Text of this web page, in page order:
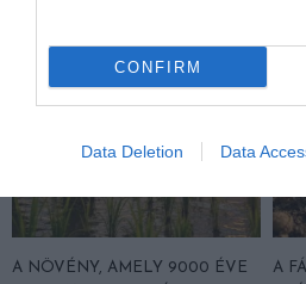
CONFIRM
Data Deletion Data
A NÖVÉNY, AMELY 9000 ÉVE
A